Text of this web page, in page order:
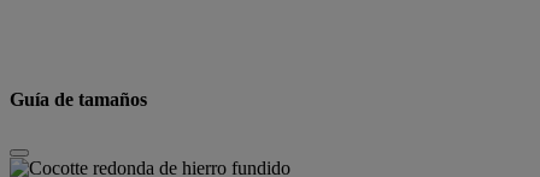
Guía de tamaños